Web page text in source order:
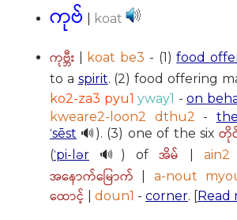
ကုဗ် koat
ကုဗ္ဘီး koat be3 - (1)food
to a spirit. (2) food offering
ko2-za3 pyu1 yway1 - on
kweare2-loon2 dthu2 -
ˈsēst 🔊). (3) one of the sixတို
(ˈpi-lər 🔊) ofအိမ် ain2
အနောက်မြောက် a-nout
ထောင့် doun1 - corner. [Read